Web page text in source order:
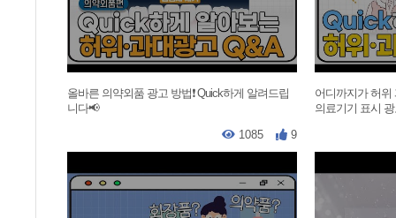
올바른 의약외품 광고 방법❗ Quick하게 알려드립
니다📢
1085
9
어디까지가 허위
의료기기 표시